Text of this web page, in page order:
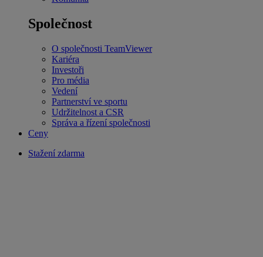
Společnost
O společnosti TeamViewer
Kariéra
Investoři
Pro média
Vedení
Partnerství ve sportu
Udržitelnost a CSR
Správa a řízení společnosti
Ceny
Stažení zdarma